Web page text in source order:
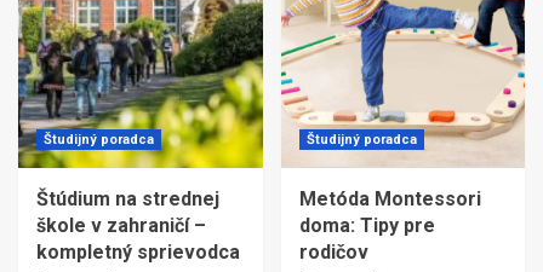
Študijný poradca
Štúdium na strednej
škole v zahraničí –
kompletný sprievodca
Študijný poradca
Metóda Montessori
doma: Tipy pre
rodičov